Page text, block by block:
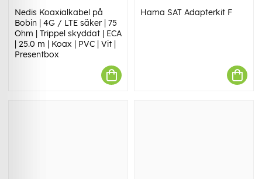
Nedis Koaxialkabel på
Bobin | 4G / LTE säker | 75
Ohm | Trippel skyddat | ECA
| 25.0 m | Koax | PVC | Vit |
Presentbox
Hama SAT Adapterkit F